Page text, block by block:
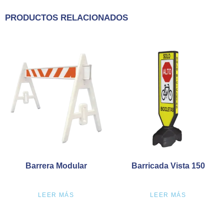
PRODUCTOS RELACIONADOS
Barrera Modular
LEER MÁS
Barricada Vista 150
LEER MÁS